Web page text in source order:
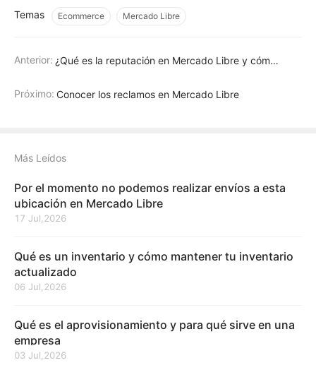
Temas Ecommerce Mercado Libre
Anterior: ¿Qué es la reputación en Mercado Libre y cómo mejorar tu reputación?
Próximo: Conocer los reclamos en Mercado Libre
Más Leídos
Por el momento no podemos realizar envíos a esta
ubicación en Mercado Libre
17 Jul,2026
Qué es un inventario y cómo mantener tu inventario
actualizado
06 Jul,2026
Qué es el aprovisionamiento y para qué sirve en una
empresa
03 Jul,2026